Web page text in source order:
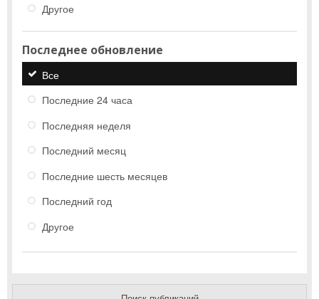
Другое
Последнее обновление
Все
Последние 24 часа
Последняя неделя
Последний месяц
Последние шесть месяцев
Последний год
Другое